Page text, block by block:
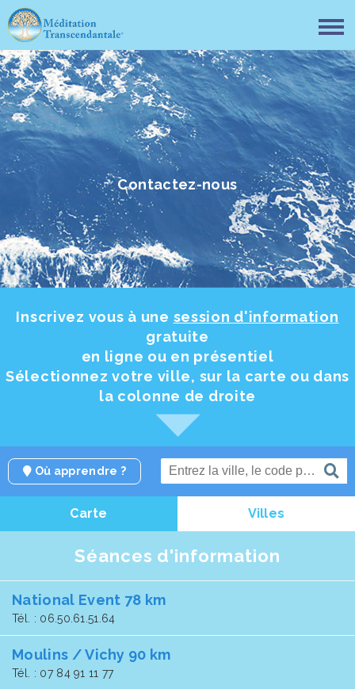
Contactez-nous
Inscrivez vous à une session d'information
gratuite
en ligne ou en présentiel
Sélectionnez votre ville, sur la carte ou dans
la colonne de droite
Où apprendre ?
Carte Villes
Séances d'information
National Event 78 km
Tél. : 06.50.61.51.64
Moulins / Vichy 90 km
Tél. : 07 84 91 11 77